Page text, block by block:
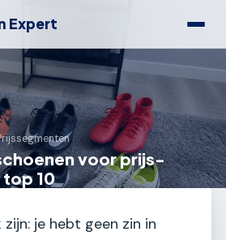
Expert
voor prijs-
10
je hebt geen zin in